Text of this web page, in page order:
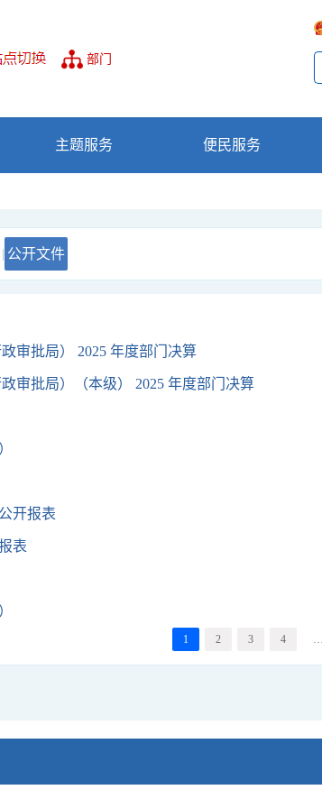
部门
主题服务 便民服务
公开文件